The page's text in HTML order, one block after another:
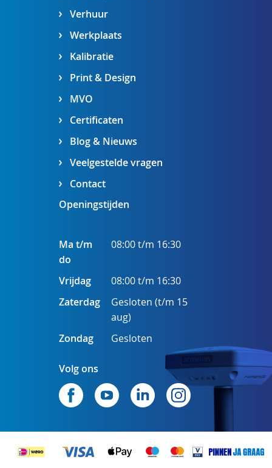
Verhuur
Werkplaats
Kalibratie
Print & Design
MVO
Certificaten
Blog & Nieuws
Veelgestelde vragen
Contact
Openingstijden
Ma t/m
do
08:00 t/m 16:30
Vrijdag
08:00 t/m 16:30
Zaterdag
Gesloten (t/m 15
aug)
Zondag
Gesloten
Volg ons